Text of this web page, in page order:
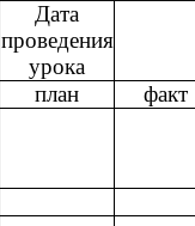
Дата
проведения
урока
план
факт